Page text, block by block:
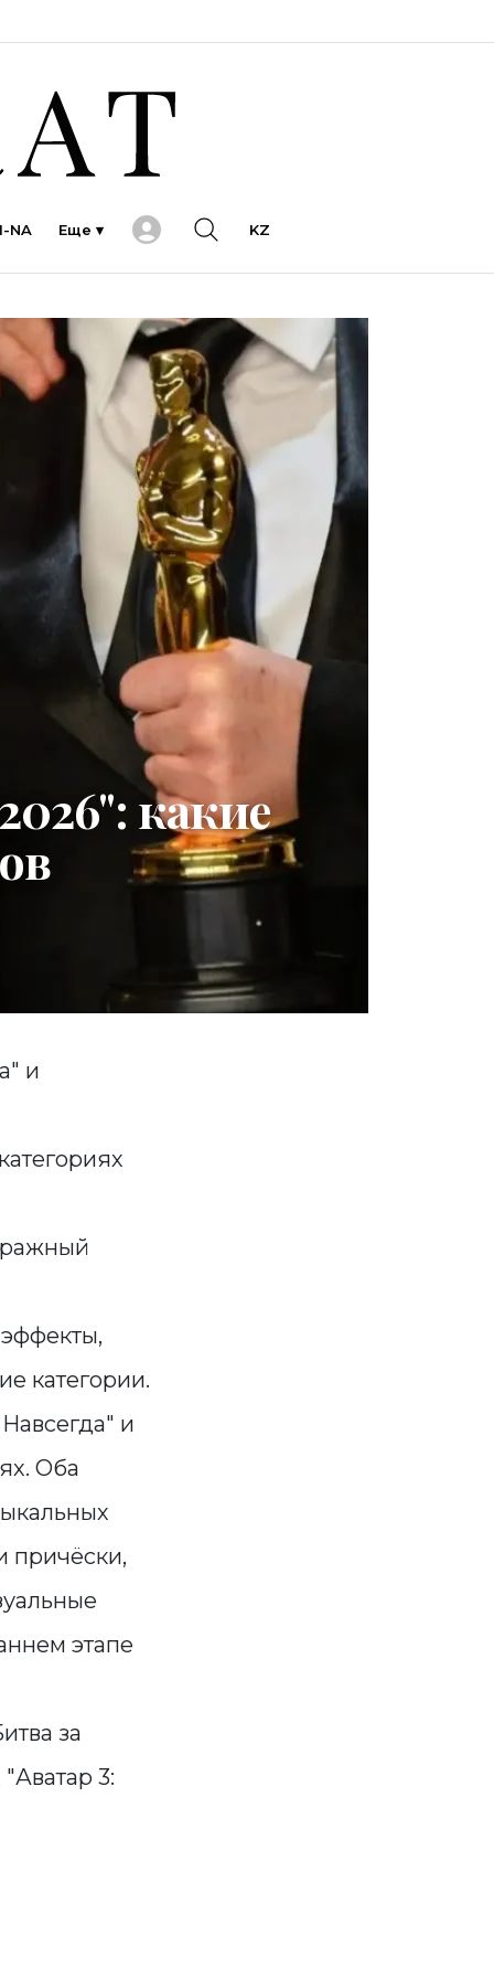
NA Еще ▾ KZ
какие
и
категории.
и
Оба
причёски,
этапе
за
3: